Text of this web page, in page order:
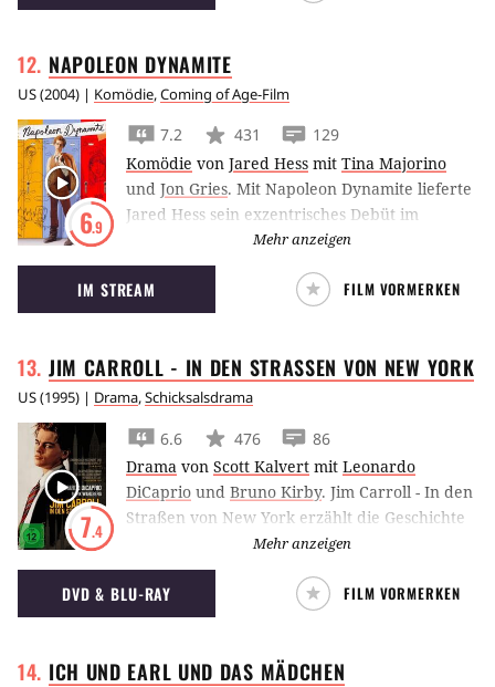
können.
NAPOLEON DYNAMITE
US(2004) | Komödie,Coming of Age-Film
6.9
7.2 431
129
Komödie von Jared Hess mit Tina Majorino
und Jon Gries. Mit Napoleon Dynamite lieferte
Jared Hess sein exzentrisches Debüt im
Langfilmbereich über seinen noch
exzentrischeren Titelhelden ab.
Mehr anzeigen
IM STREAM FILM VORMERKEN
JIM CARROLL - IN DEN STRASSEN VON NEW YORK
US(1995) | Drama,Schicksalsdrama
7.4
6.6 476
86
Drama von Scott Kalvert mit Leonardo
DiCaprio und Bruno Kirby. Jim Carroll - In den
Straßen von New York erzählt die Geschichte
des Schriftstellers Jim Caroll und von seinem
Kampf mit Gewalt, Drogen und Kriminalität.
Mehr anzeigen
DVD & BLU-RAY FILM VORMERKEN
ICH UND EARL UND DAS MÄDCHEN